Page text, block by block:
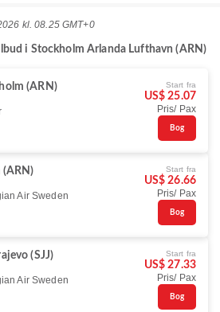
kl. 08.25 GMT+0
i Stockholm Arlanda Lufthavn (ARN)
(ARN)
Start fra
US$ 25.07
Pris/ Pax
Bog
(ARN)
Air Sweden
Start fra
US$ 26.66
Pris/ Pax
Bog
(SJJ)
Air Sweden
Start fra
US$ 27.33
Pris/ Pax
Bog